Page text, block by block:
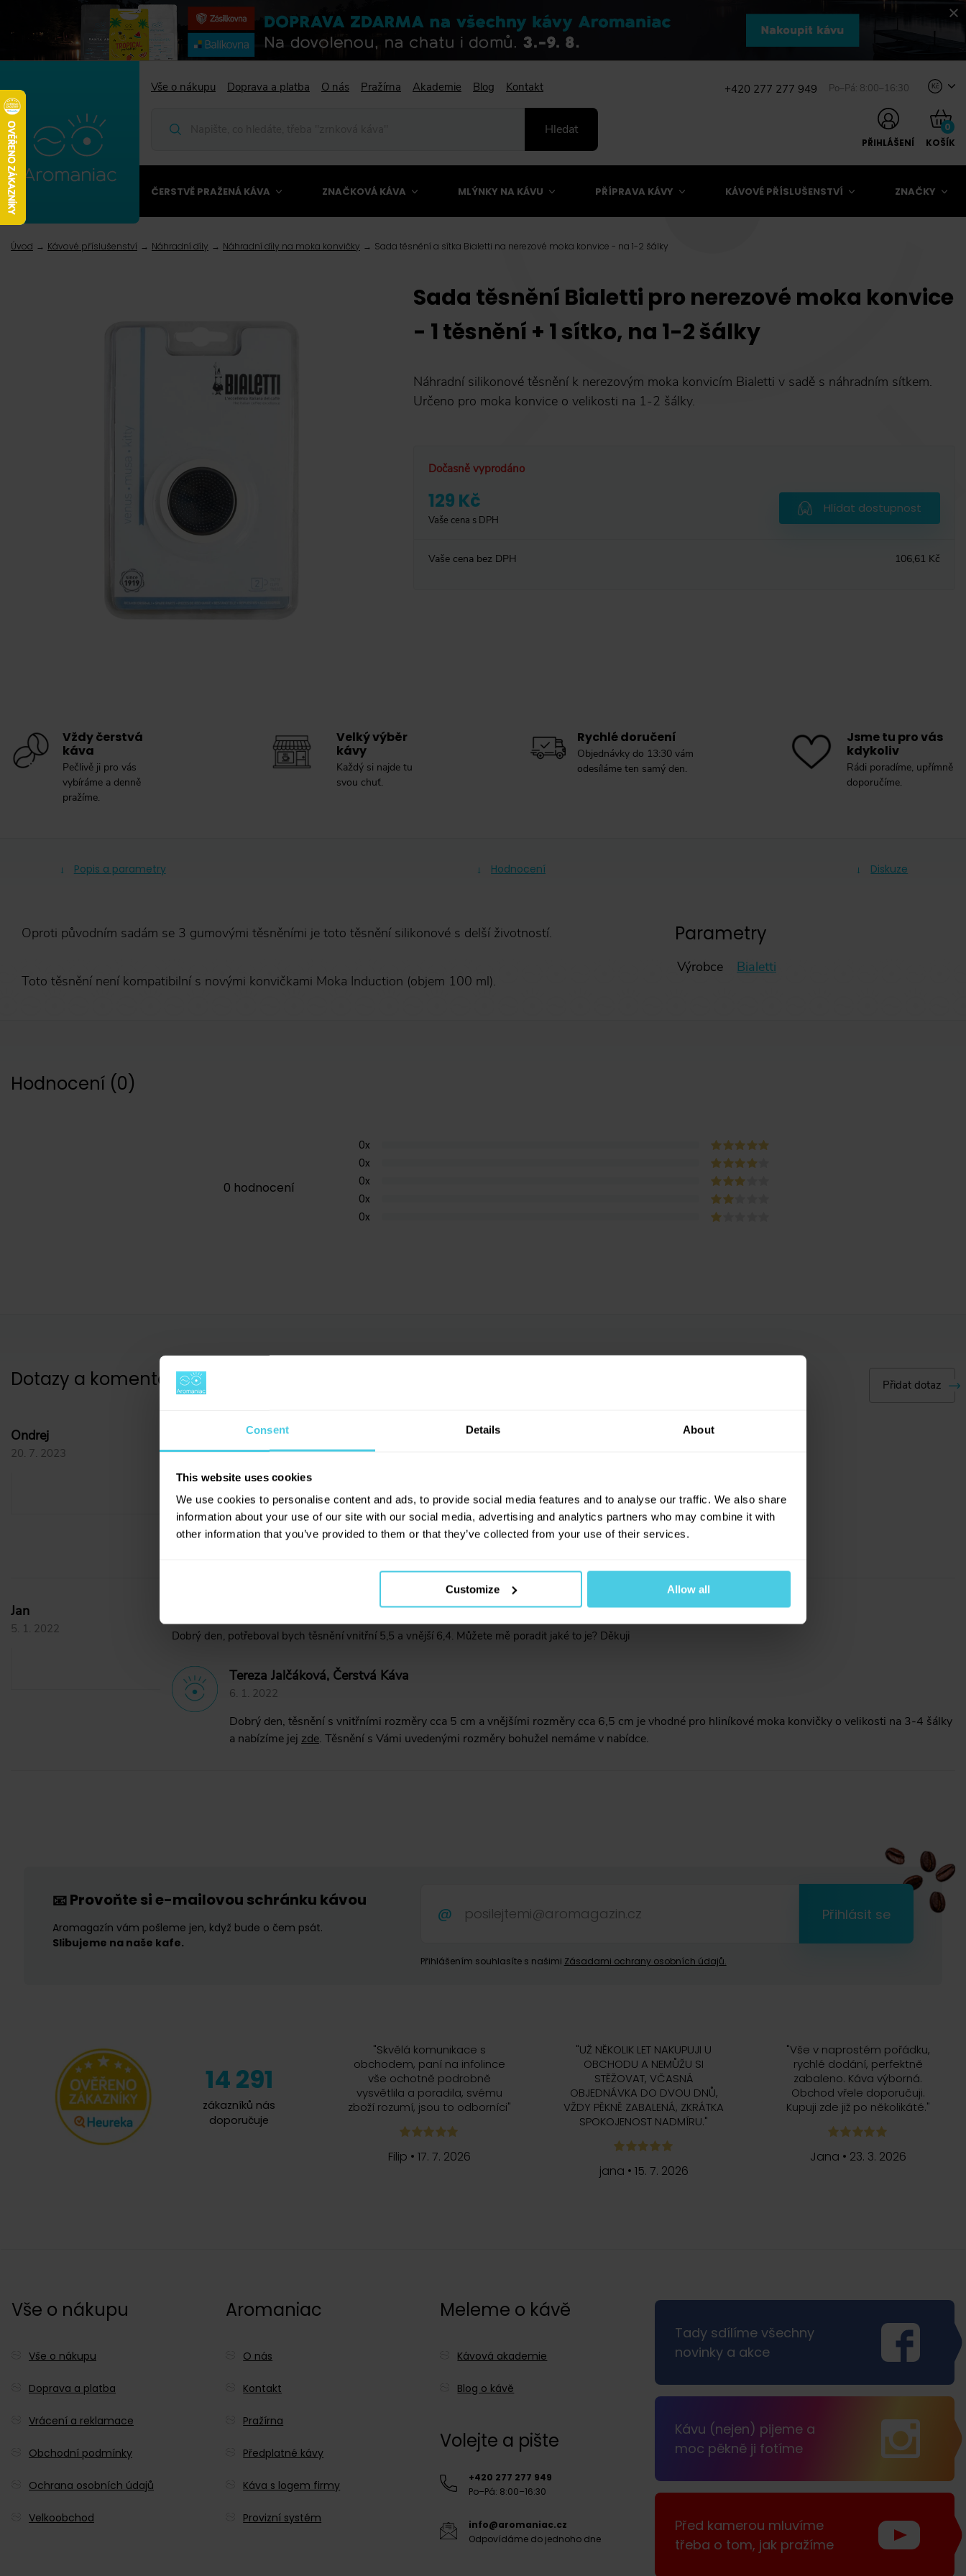
Consent Details About
This website uses cookies
We use cookies to personalise content and ads, to provide social media features and to analyse our traffic. We also share
information about your use of our site with our social media, advertising and analytics partners who may combine it with
other information that you’ve provided to them or that they’ve collected from your use of their services.
Customize Allow all
Vše o nákupu Doprava a platba O nás Pražírna Akademie Blog Kontakt
Hledat
+420 277 277 949 Po–Pá: 8:00–16:30 Kč
PŘIHLÁŠENÍ
0
KOŠÍK
ČERSTVĚ PRAŽENÁ KÁVA ZNAČKOVÁ KÁVA MLÝNKY NA KÁVU PŘÍPRAVA KÁVY KÁVOVÉ PŘÍSLUŠENSTVÍ ZNAČKY
Úvod Kávové příslušenství Náhradní díly Náhradní díly na moka konvičky Sada těsnění a sítka Bialetti na nerezové moka konvice - na 1-2 šálky
Sada těsnění Bialetti pro nerezové moka konvice
- 1 těsnění + 1 sítko, na 1-2 šálky
Náhradní silikonové těsnění k nerezovým moka konvicím Bialetti v sadě s náhradním sítkem.
Určeno pro moka konvice o velikosti na 1-2 šálky.
Dočasně vyprodáno
129 Kč
Vaše cena s DPH
Hlídat dostupnost
Vaše cena bez DPH 106,61 Kč
Vždy čerstvá
káva
Pečlivě ji pro vás
vybíráme a denně
pražíme.
Velký výběr
kávy
Každý si najde tu
svou chuť.
Rychlé doručení
Objednávky do 13:30 vám
odesíláme ten samý den.
Jsme tu pro vás
kdykoliv
Rádi poradíme, upřímně
doporučíme.
Popis a parametry Hodnocení Diskuze
Oproti původním sadám se 3 gumovými těsněními je toto těsnění silikonové s delší životností.
Toto těsnění není kompatibilní s novými konvičkami Moka Induction (objem 100 ml).
Parametry
Výrobce Bialetti
Hodnocení (0)
0 hodnocení
0x
0x
0x
0x
0x
Dotazy a komentáře(2 Přidat dotaz
Ondrej
20. 7. 2023
Veronika Zadáková, Aromaniac
20. 7. 2023
Dobrý den, rozměry jsou: vnitřní strana 4,2 cm a vnější strana 5,3 cm.
Jan
5. 1. 2022 Dobrý den, potřeboval bych těsnění vnitřní 5,5 a vnější 6,4. Můžete mě poradit jaké to je? Děkuji
Tereza Jalčáková, Čerstvá Káva
6. 1. 2022
Dobrý den, těsnění s vnitřními rozměry cca 5 cm a vnějšími rozměry cca 6,5 cm je vhodné pro hliníkové moka konvičky o velikosti na 3-4 šálky
a nabízíme jej zde. Těsnění s Vámi uvedenými rozměry bohužel nemáme v nabídce.
📧Provoňte si e-mailovou schránku kávou
Aromagazín vám pošleme jen, když bude o čem psát.
Slibujeme na naše kafe.
Přihlásit se
Přihlášením souhlasíte s našimi Zásadami ochrany osobních údajů.
14 291
zákazníků nás
doporučuje
"Skvělá komunikace s
obchodem, paní na infolince
vše ochotně podrobně
vysvětlila a poradila, svému
zboží rozumí, jsou to odborníci"
Filip • 17. 7. 2026
"UŽ NĚKOLIK LET NAKUPUJI U
OBCHODU A NEMŮŽU SI
STĚŽOVAT, VČASNÁ
OBJEDNÁVKA DO DVOU DNŮ,
VŽDY PĚKNĚ ZABALENÁ, ZKRÁTKA
SPOKOJENOST NADMÍRU."
jana • 15. 7. 2026
"Vše v naprostém pořádku,
rychlé dodání, perfektně
zabaleno. Káva výborná.
Obchod vřele doporučuji.
Kupuji zde již po několikáté."
Jana • 23. 3. 2026
Vše o nákupu
Vše o nákupu
Doprava a platba
Vrácení a reklamace
Obchodní podmínky
Ochrana osobních údajů
Velkoobchod
Aromaniac
O nás
Kontakt
Pražírna
Předplatné kávy
Káva s logem firmy
Provizní systém
Meleme o kávě
Kávová akademie
Blog o kávě
Volejte a pište
+420 277 277 949
Po–Pá: 8:00–16:30
info@aromaniac.cz
Odpovídáme do jednoho dne
Tady sdílíme všechny
novinky a akce
Kávu (nejen) pijeme a
moc pěkně ji fotíme
Před kamerou mluvíme
třeba o tom, jak pražíme